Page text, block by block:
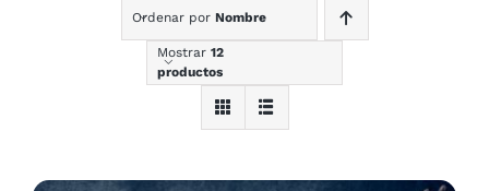
Ordenar por Nombre
Mostrar 12
productos